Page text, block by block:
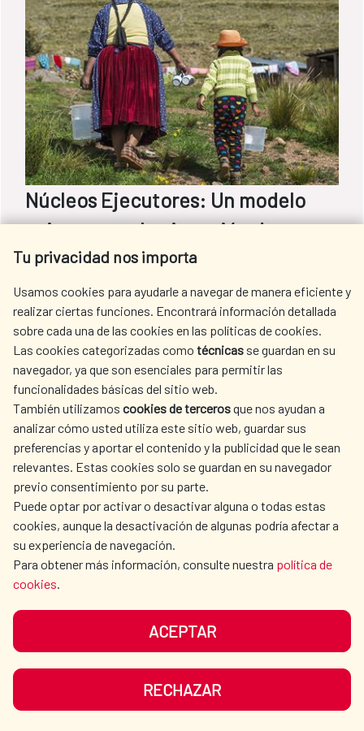
Núcleos Ejecutores: Un modelo
exitoso para la ejecución de
programas de agua y saneamiento
en zonas rurales de Perú
La Cooperación Española financia parte de
este programa impulsado por el Banco
Interamericano de Desarrollo (BID) que
promueve una metodología de intervención
en la zona rural de Perú que abarata costes y
fomenta la participación comunitaria en la
construcción de los sistemas de agua y
saneamiento.
Agua y saneamiento | Perú
LEER MÁS
Tu privacidad nos importa
Usamos cookies para ayudarle a navegar de manera eficiente y
realizar ciertas funciones. Encontrará información detallada
sobre cada una de las cookies en las políticas de cookies.
Las cookies categorizadas como técnicas se guardan en su
navegador, ya que son esenciales para permitir las
funcionalidades básicas del sitio web.
También utilizamos cookies de tercerosque nos ayudan a
analizar cómo usted utiliza este sitio web, guardar sus
preferencias y aportar el contenido y la publicidad que le sean
relevantes. Estas cookies solo se guardan en su navegador
previo consentimiento por su parte.
Puede optar por activar o desactivar alguna o todas estas
cookies, aunque la desactivación de algunas podría afectar a
su experiencia de navegación.
Para obtener más información, consulte nuestra política de
cookies.
ACEPTAR
RECHAZAR